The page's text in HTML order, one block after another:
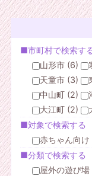
■市町村で検索す
山形市 (6)
天童市 (3)
中山町 (2)
大江町 (2)
■対象で検索する
赤ちゃん向
■分類で検索する
屋外の遊び場